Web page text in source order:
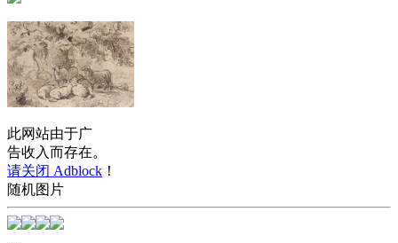
此网站由于广
告收入而存在。
请关闭 Adblock ！
随机图片